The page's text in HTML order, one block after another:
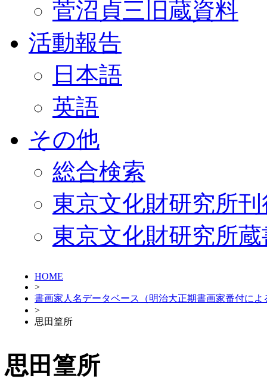
菅沼貞三旧蔵資料
活動報告
日本語
英語
その他
総合検索
東京文化財研究所
東京文化財研究所
HOME
>
書画家人名データベース（明治大正期書画家番付によ
>
思田篁所
思田篁所